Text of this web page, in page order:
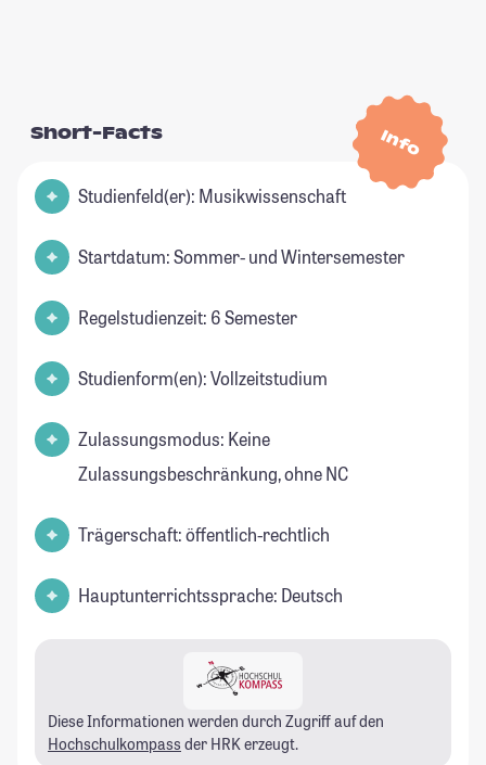
Info
Short-Facts
Studienfeld(er): Musikwissenschaft
Startdatum: Sommer- und Wintersemester
Regelstudienzeit: 6 Semester
Studienform(en): Vollzeitstudium
Zulassungsmodus: Keine
Zulassungsbeschränkung, ohne NC
Trägerschaft: öffentlich-rechtlich
Hauptunterrichtssprache: Deutsch
Diese Informationen werden durch Zugriff auf den
Hochschulkompass der HRK erzeugt.